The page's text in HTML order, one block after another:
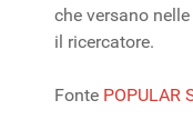
che versano
il ricercatore.
Fonte POPULAR